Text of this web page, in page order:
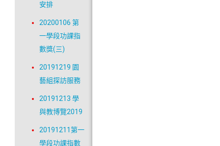
安排
20200106 第
一學段功課指
數獎(三)
20191219 園
藝組探訪服務
20191213 學
與教博覽2019
20191211第一
學段功課指數